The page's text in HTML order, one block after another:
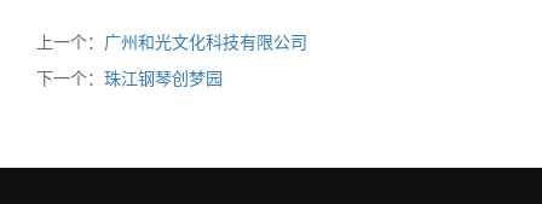
上一个： 广州和光文化科技有限公司
下一个： 珠江钢琴创梦园